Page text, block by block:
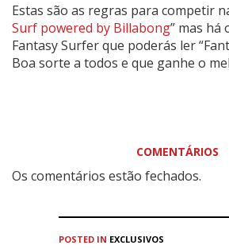
Estas são as regras para competir
Surf powered by Billabong” mas
Fantasy Surfer que poderás ler
Boa sorte a todos e que ganhe o
COMENTÁRIOS
Os comentários estão fechados.
POSTED IN EXCLUSIVOS